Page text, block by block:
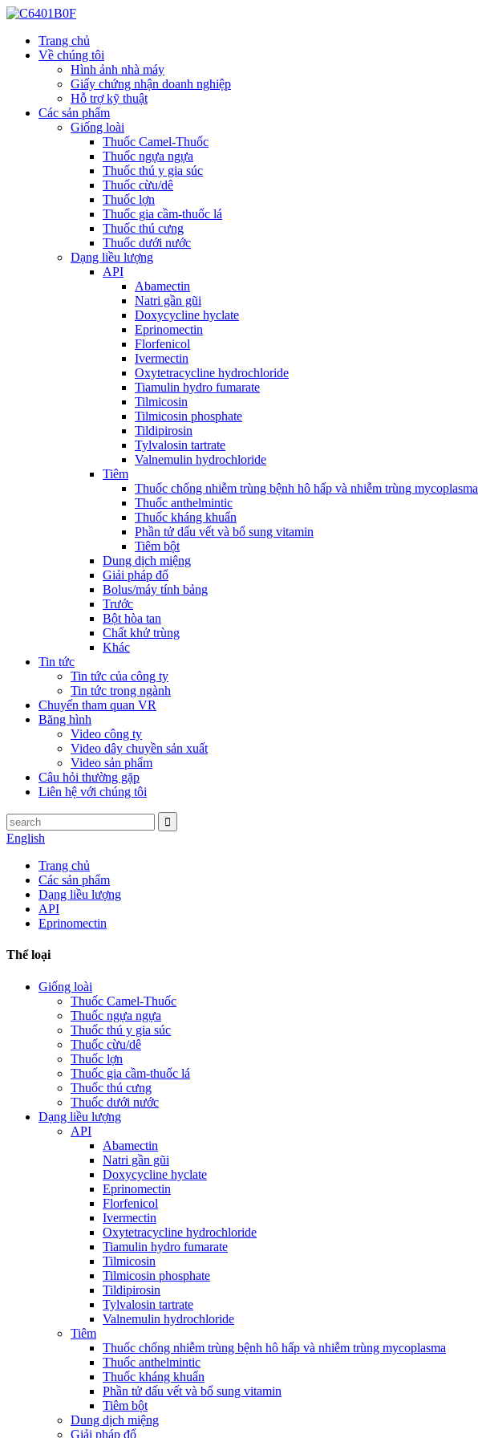
Trang chủ
Về chúng tôi
Hình ảnh nhà máy
Giấy chứng nhận doanh nghiệp
Hỗ trợ kỹ thuật
Các sản phẩm
Giống loài
Thuốc Camel-Thuốc
Thuốc ngựa ngựa
Thuốc thú y gia súc
Thuốc cừu/dê
Thuốc lợn
Thuốc gia cầm-thuốc lá
Thuốc thú cưng
Thuốc dưới nước
Dạng liều lượng
API
Abamectin
Natri gần gũi
Doxycycline hyclate
Eprinomectin
Florfenicol
Ivermectin
Oxytetracycline hydrochloride
Tiamulin hydro fumarate
Tilmicosin
Tilmicosin phosphate
Tildipirosin
Tylvalosin tartrate
Valnemulin hydrochloride
Tiêm
Thuốc chống nhiễm trùng bệnh hô hấp và nhiễm trùng mycoplasma
Thuốc anthelmintic
Thuốc kháng khuẩn
Phần tử dấu vết và bổ sung vitamin
Tiêm bột
Dung dịch miệng
Giải pháp đổ
Bolus/máy tính bảng
Trước
Bột hòa tan
Chất khử trùng
Khác
Tin tức
Tin tức của công ty
Tin tức trong ngành
Chuyến tham quan VR
Băng hình
Video công ty
Video dây chuyền sản xuất
Video sản phẩm
Câu hỏi thường gặp
Liên hệ với chúng tôi
English
Trang chủ
Các sản phẩm
Dạng liều lượng
API
Eprinomectin
Thể loại
Giống loài
Thuốc Camel-Thuốc
Thuốc ngựa ngựa
Thuốc thú y gia súc
Thuốc cừu/dê
Thuốc lợn
Thuốc gia cầm-thuốc lá
Thuốc thú cưng
Thuốc dưới nước
Dạng liều lượng
API
Abamectin
Natri gần gũi
Doxycycline hyclate
Eprinomectin
Florfenicol
Ivermectin
Oxytetracycline hydrochloride
Tiamulin hydro fumarate
Tilmicosin
Tilmicosin phosphate
Tildipirosin
Tylvalosin tartrate
Valnemulin hydrochloride
Tiêm
Thuốc chống nhiễm trùng bệnh hô hấp và nhiễm trùng mycoplasma
Thuốc anthelmintic
Thuốc kháng khuẩn
Phần tử dấu vết và bổ sung vitamin
Tiêm bột
Dung dịch miệng
Giải pháp đổ